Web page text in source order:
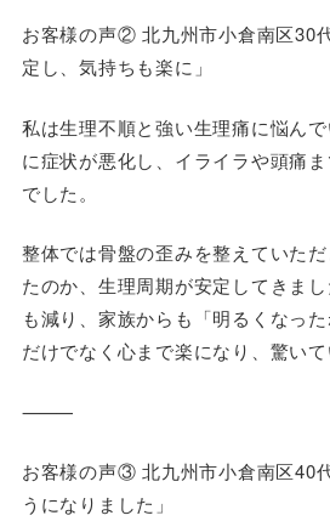
お客様の声② 北九州市小倉南区30
定し、気持ちも楽に」
私は生理不順と強い生理痛に悩ん
に症状が悪化し、イライラや頭痛
でした。
整体では骨盤の歪みを整えていた
たのか、生理周期が安定してきま
も減り、家族からも「明るくなっ
だけでなく心まで楽になり、驚いて
⸻
お客様の声③ 北九州市小倉南区40
うになりました」